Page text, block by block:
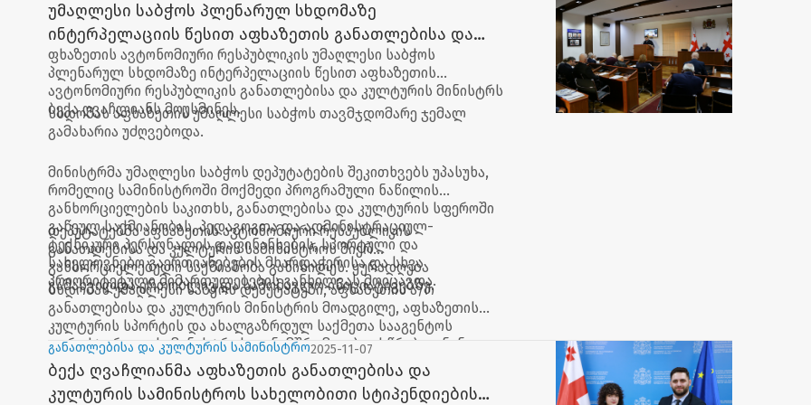
პირველი ადგილი დაიკავა და ჩემპიონის ტიტული დაიმსახურა.
უმაღლესი საბჭოს პლენარულ სხდომაზე
ინტერპელაციის წესით აფხაზეთის განათლებისა და
კულტურის მინისტრს მოუსმინეს
ფხაზეთის ავტონომიური რესპუბლიკის უმაღლესი საბჭოს
პლენარულ სხდომაზე ინტერპელაციის წესით აფხაზეთის
ავტონომიური რესპუბლიკის განათლებისა და კულტურის მინისტრს
ბექა ღვაჩლიანს მოუსმინეს.
სხდომას აფხაზეთის უმაღლესი საბჭოს თავმჯდომარე ჯემალ
გამახარია უძღვებოდა.
მინისტრმა უმაღლესი საბჭოს დეპუტატების შეკითხვებს უპასუხა,
რომელიც სამინისტროში მოქმედი პროგრამული ნაწილის
განხორციელების საკითხს, განათლებისა და კულტურის სფეროში
გაწეულ საქმიანობას, პედაგოგთა და ადმინისტრაციულ-
ტექნიკური პერსონალის დაფინანსების, სპორტული და
სახელოვნებო გაერთიანებების მხარდაჭერისა და სხვა
პრიორიტეტული მიმართულებების განხილვას მოიცავდა.
დეპუტატებმა აფხაზეთის ავტონომიური რესპუბლიკის
განათლებისა და კულტურის სამინისტროს მიერ
განხორციელებული საქმიანობა განიხილეს. ყურადღება
გამახვილდა ერთობლივ და სამომავლო ინიციატივებზე.
სხდომას უმაღლესი საბჭოს დეპუტატები, აფხაზეთის ა/რ
განათლებისა და კულტურის მინისტრის მოადგილე, აფხაზეთის
კულტურის სპორტის და ახალგაზრდულ საქმეთა სააგენტოს
დირექტორი და სამინისტროს თანამშრომლები ესწრებოდნენ.
განათლებისა და კულტურის სამინისტრო2025-11-07
ბექა ღვაჩლიანმა აფხაზეთის განათლებისა და
კულტურის სამინისტროს სახელობითი სტიპენდიების